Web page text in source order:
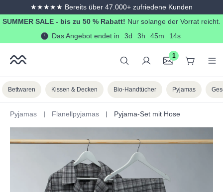
springen★★★★★ Bereits über 47.000+ zufriedene Kunden
SUMMER SALE - bis zu 50 % Rabatt! Nur solange der Vorrat reicht.
Das Angebot endet in
3d 3h 45m 14s
1
Bettwaren Kissen & Decken Bio-Handtücher Pyjamas
Pyjamas Flanellpyjamas Pyjama-Set mit Hose